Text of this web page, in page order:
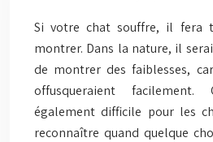
Si votre chat souffre, il fera
montrer. Dans la nature, il
de montrer des faiblesses,
offusqueraient
également difficile pour les
reconnaître quand quelque